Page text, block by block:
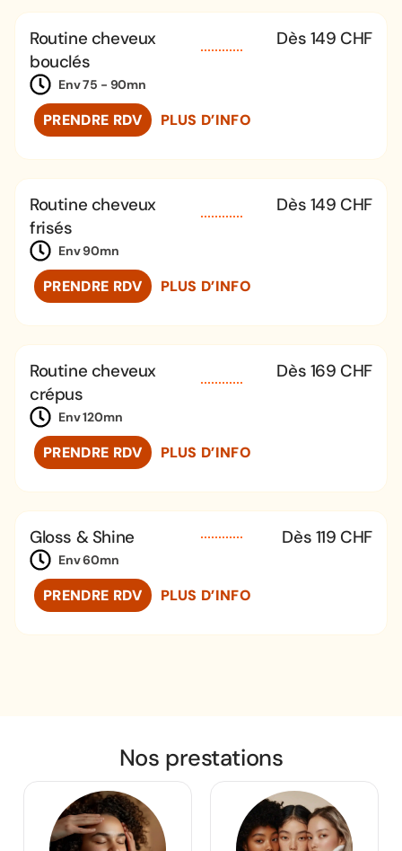
Routine cheveux
bouclés
Dès 149 CHF
Env 75 - 90mn
PRENDRE RDV PLUS D’INFO
Routine cheveux
frisés
Dès 149 CHF
Env 90mn
PRENDRE RDV PLUS D’INFO
Routine cheveux
crépus
Dès 169 CHF
Env 120mn
PRENDRE RDV PLUS D’INFO
Gloss & Shine Dès 119 CHF
Env 60mn
PRENDRE RDV PLUS D’INFO
Nos prestations